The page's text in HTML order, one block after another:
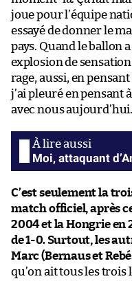
joue pour l’équipe
essayé de donner le
pays. Quand le ballon
explosion de
rage, aussi, en
j’ai pleuré en pensant
avec nous
Moi, attaquant
C’est seulement la
match officiel, après
2004 et la Hongrie en
de 1-0. Surtout, les
Marc (Bernaus et
qu’on ait tous les trois